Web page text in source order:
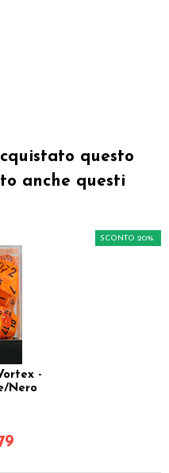
questo
anche questi
-
Nero
SCONTO 20%